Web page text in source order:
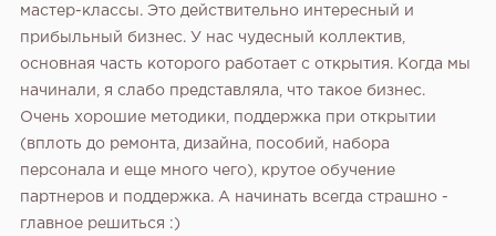
мастер-классы. Это действительно интересный и
прибыльный бизнес. У нас чудесный коллектив,
основная часть которого работает с открытия. Когда мы
начинали, я слабо представляла, что такое бизнес.
Очень хорошие методики, поддержка при открытии
(вплоть до ремонта, дизайна, пособий, набора
персонала и еще много чего), крутое обучение
партнеров и поддержка. А начинать всегда страшно -
главное решиться :)